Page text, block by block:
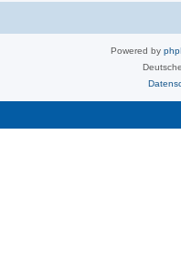
Powered by